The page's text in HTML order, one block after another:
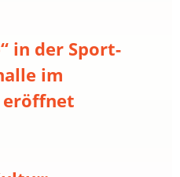
in der Sport-
im
eröffnet